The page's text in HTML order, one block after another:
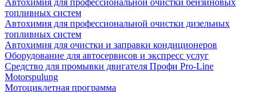
Автохимия для профессиональной очистки бензиновых
топливных систем
Автохимия для профессиональной очистки дизельных
топливных систем
Автохимия для очистки и заправки кондиционеров
Оборудование для автосервисов и экспресс услуг
Средство для промывки двигателя Профи Pro-Line
Motorspulung
Мотоциклетная программа